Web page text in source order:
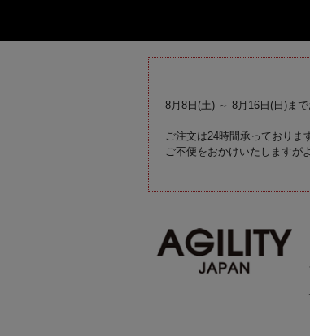
8月8日(土) ～ 8月16日(日)まで
ご注文は24時間承っておりま
ご不便をおかけいたしますが